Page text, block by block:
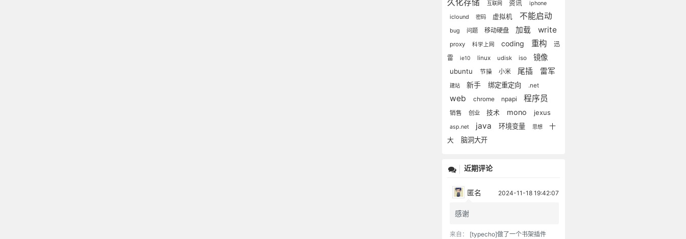
久化存储
互联网 资讯 iphone
iclound 密码 虚拟机 不能启动
bug 问题 移动硬盘 加载 write
proxy 科学上网 coding 重构
迅
雷
ie10 linux udisk iso 镜像
ubuntu 节操 小米 尾插 雷军
建站 新手 绑定重定向 .net
web chrome npapi 程序员
销售 创业 技术 mono jexus
asp.net java 环境变量 思想
十
大
脑洞大开
近期评论
匿名 2024-11-18 19:42:07
感谢
来自： [typecho]做了一个书架插件